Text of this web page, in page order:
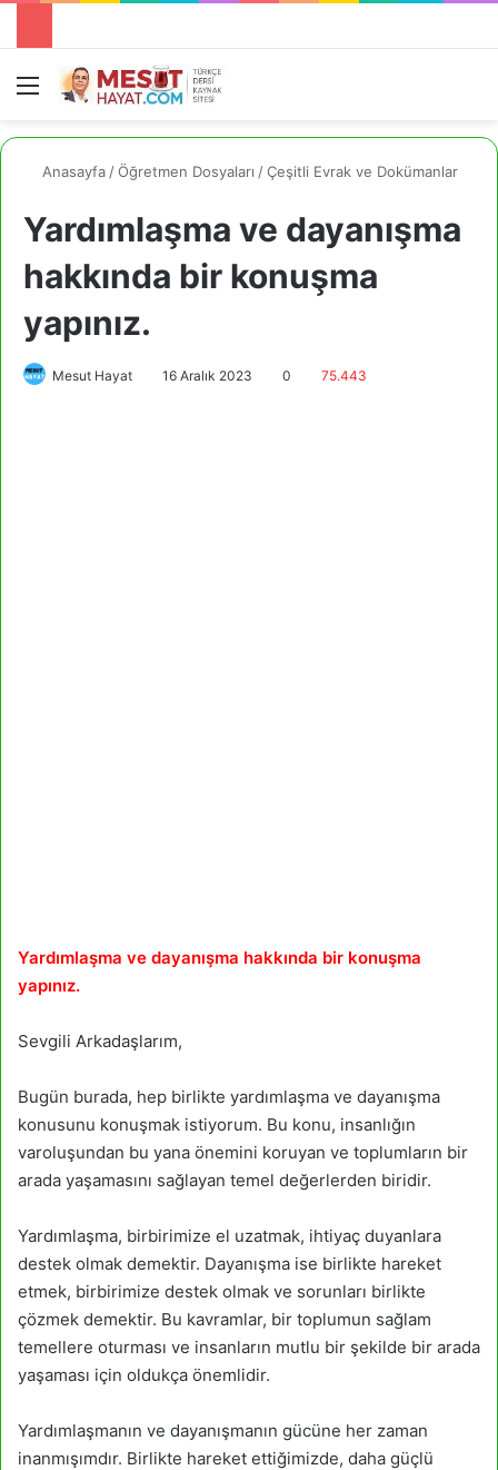
Menü
Anasayfa /Öğretmen Dosyaları /Çeşitli Evrak ve Dokümanlar
Yardımlaşma ve dayanışma
hakkında bir konuşma
yapınız.
Mesut Hayat 16 Aralık 2023 0 75.443
Yardımlaşma ve dayanışma hakkında bir konuşma
yapınız.
Sevgili Arkadaşlarım,
Bugün burada, hep birlikte yardımlaşma ve dayanışma
konusunu konuşmak istiyorum. Bu konu, insanlığın
varoluşundan bu yana önemini koruyan ve toplumların bir
arada yaşamasını sağlayan temel değerlerden biridir.
Yardımlaşma, birbirimize el uzatmak, ihtiyaç duyanlara
destek olmak demektir. Dayanışma ise birlikte hareket
etmek, birbirimize destek olmak ve sorunları birlikte
çözmek demektir. Bu kavramlar, bir toplumun sağlam
temellere oturması ve insanların mutlu bir şekilde bir arada
yaşaması için oldukça önemlidir.
Yardımlaşmanın ve dayanışmanın gücüne her zaman
inanmışımdır. Birlikte hareket ettiğimizde, daha güçlü